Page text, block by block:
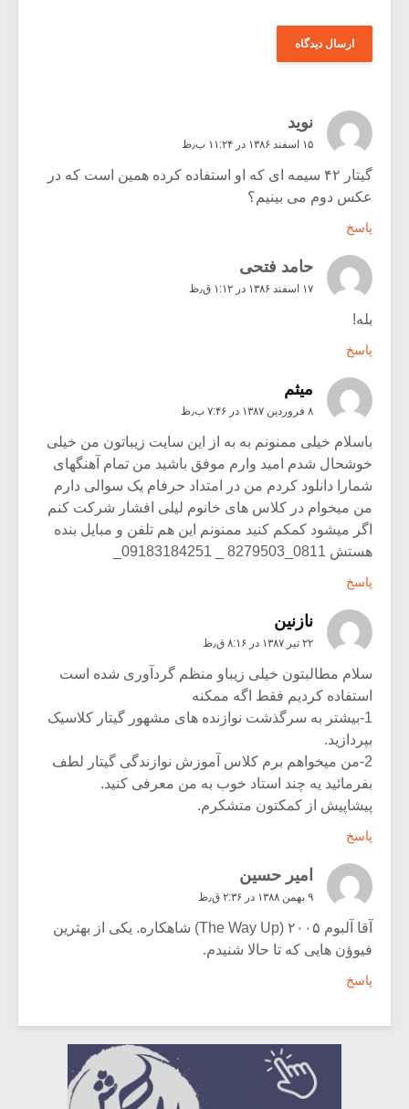
نوید
۱۵ اسفند ۱۳۸۶ در ۱۱:۲۴ ب٫ظ
گیتار ۴۲ سیمه ای که او استفاده کرده همین است که در
عکس دوم می بینیم؟
پاسخ
حامد فتحی
۱۷ اسفند ۱۳۸۶ در ۱:۱۲ ق٫ظ
بله!
پاسخ
میثم
۸ فروردین ۱۳۸۷ در ۷:۴۶ ب٫ظ
باسلام خیلی ممنونم به به از این سایت زیباتون من خیلی
خوشحال شدم امید وارم موفق باشید من تمام آهنگهای
شمارا دانلود کردم من در امتداد حرفام یک سوالی دارم
من میخوام در کلاس های خانوم لیلی افشار شرکت کنم
اگر میشود کمکم کنید ممنونم این هم تلفن و مبایل بنده
هستش 0811_8279503 _ 09183184251_
پاسخ
نازنین
۲۲ تیر ۱۳۸۷ در ۸:۱۶ ق٫ظ
سلام مطالبتون خیلی زیباو منظم گردآوری شده است
استفاده کردیم فقط اگه ممکنه
1-بیشتر به سرگذشت نوازنده های مشهور گیتار کلاسیک
بپردازید.
2-من میخواهم برم کلاس آموزش نوازندگی گیتار لطف
بفرمائید یه چند استاد خوب به من معرفی کنید.
پیشاپیش از کمکتون متشکرم.
پاسخ
امیر حسین
۹ بهمن ۱۳۸۸ در ۲:۳۶ ق٫ظ
آقا آلبوم ۲۰۰۵ (The Way Up) شاهکاره. یکی از بهترین
فیوؤن هایی که تا حالا شنیدم.
پاسخ